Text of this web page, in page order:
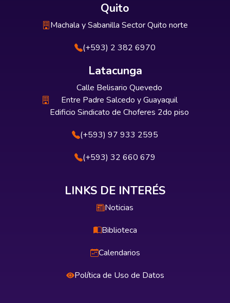
Quito
Machala y Sabanilla Sector Quito norte
(+593) 2 382 6970
Latacunga
Calle Belisario Quevedo
Entre Padre Salcedo y Guayaquil
Edificio Sindicato de Choferes 2do piso
(+593) 97 933 2595
(+593) 32 660 679
LINKS DE INTERÉS
Noticias
Biblioteca
Calendarios
Política de Uso de Datos